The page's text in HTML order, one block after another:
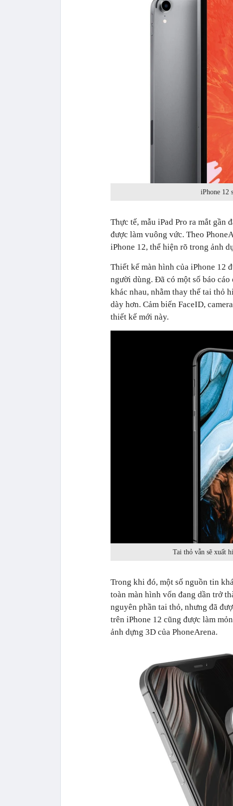
iPhone 12
Thực tế, mẫu iPad Pro ra mắt
được làm vuông vức. Theo
iPhone 12, thể hiện rõ trong ảnh
Thiết kế màn hình của iPhone 12
người dùng. Đã có một số báo
khác nhau, nhằm thay thế tai thỏ
dày hơn. Cảm biến FaceID,
thiết kế mới này.
Tai thỏ vẫn sẽ xuất
Trong khi đó, một số nguồn tin
toàn màn hình vốn đang dần trở
nguyên phần tai thỏ, nhưng đã
trên iPhone 12 cũng được làm
ảnh dựng 3D của PhoneArena.